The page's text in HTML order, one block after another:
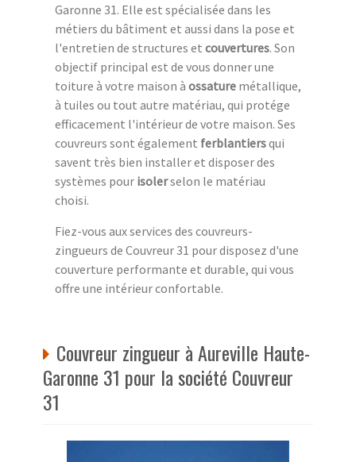
Garonne 31. Elle est spécialisée dans les
métiers du bâtiment et aussi dans la pose et
l'entretien de structures et couvertures. Son
objectif principal est de vous donner une
toiture à votre maison à ossature métallique,
à tuiles ou tout autre matériau, qui protége
efficacement l'intérieur de votre maison. Ses
couvreurs sont également ferblantiersqui
savent très bien installer et disposer des
systèmes pour isolerselon le matériau
choisi.
Fiez-vous aux services des couvreurs-
zingueurs de Couvreur 31 pour disposez d'une
couverture performante et durable, qui vous
offre une intérieur confortable.
Couvreur zingueur à Aureville Haute-
Garonne 31 pour la société Couvreur
31